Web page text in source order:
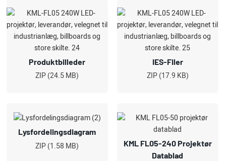
Produktbilleder
ZIP (24.5 MB)
IES-Filer
ZIP (17.9 KB)
Lysfordelingsdiagram
ZIP (1.58 MB)
KML FL05-240 Projektør
Datablad